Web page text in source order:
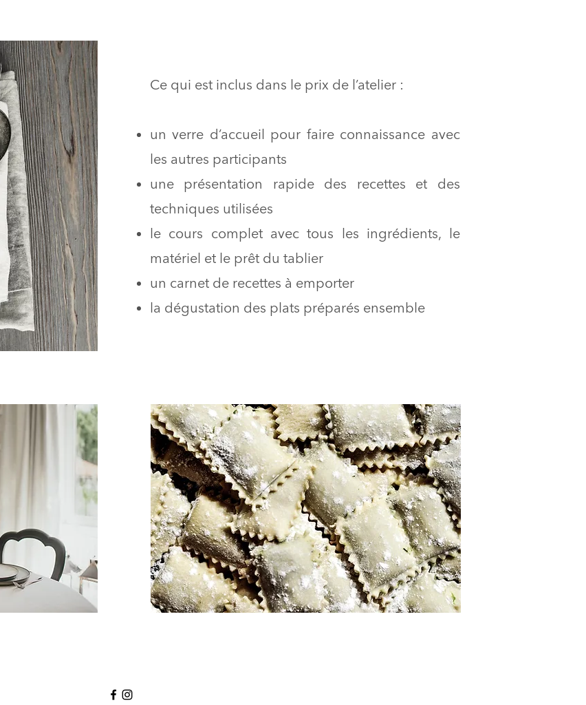
Ce qui est inclus dans le prix de l’atelier :
un verre d’accueil pour faire connaissance avec
les autres participants
une présentation rapide des recettes et des
techniques utilisées
le cours complet avec tous les ingrédients, le
matériel et le prêt du tablier
un carnet de recettes à emporter
la dégustation des plats préparés ensemble